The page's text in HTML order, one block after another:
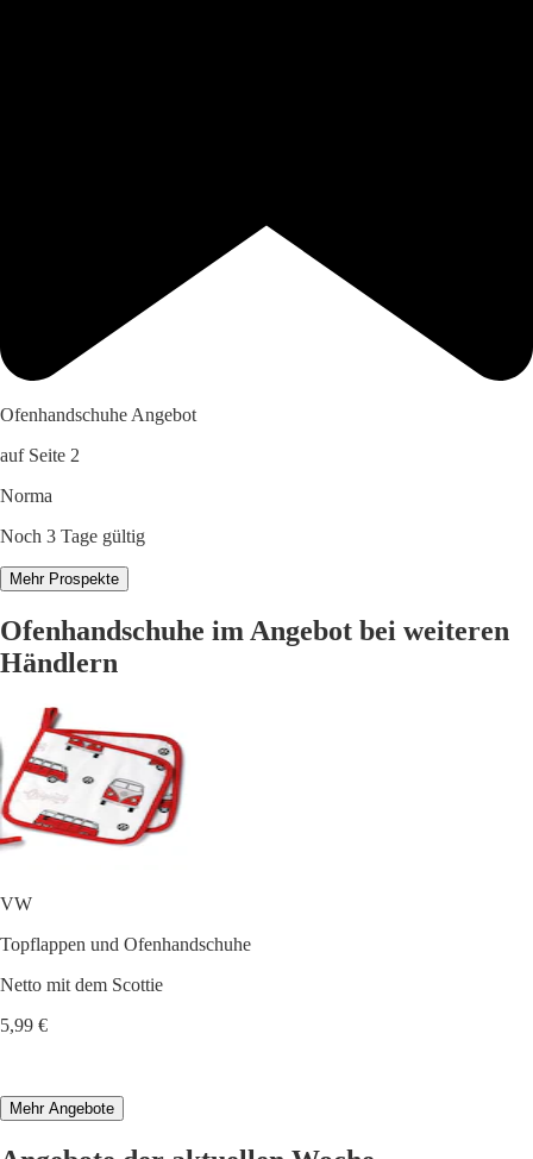
Ofenhandschuhe Angebot
auf Seite 2
Norma
Noch 3 Tage gültig
Mehr Prospekte
Ofenhandschuhe im Angebot bei weiteren
Händlern
VW
Topflappen und Ofenhandschuhe
Netto mit dem Scottie
5,99 €
Mehr Angebote